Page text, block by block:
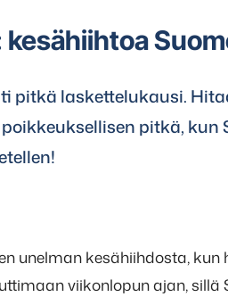
pitkä laskettelukausi.
pitkä,
unelman kesähiihdosta,
viikonlopun ajan,